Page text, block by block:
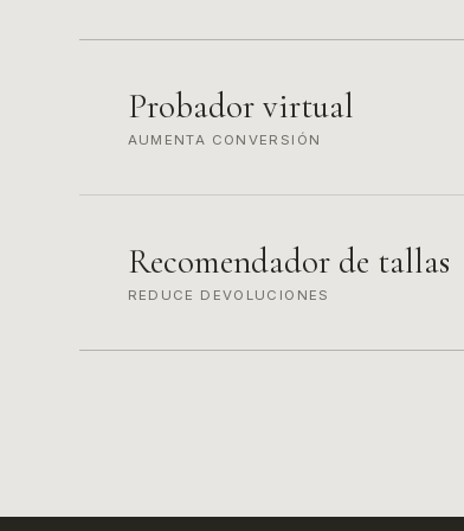
Probador virtual
AUMENTA CONVERSIÓN
Recomendador de tallas
REDUCE DEVOLUCIONES